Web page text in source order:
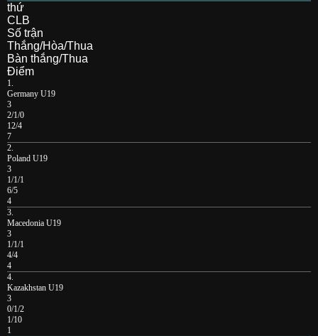
thứ
CLB
Số trận
Thắng/Hòa/Thua
Bàn thắng/Thua
Điểm
1.
Germany U19
3
2/1/0
12/4
7
2.
Poland U19
3
1/1/1
6/5
4
3.
Macedonia U19
3
1/1/1
4/4
4
4.
Kazakhstan U19
3
0/1/2
1/10
1